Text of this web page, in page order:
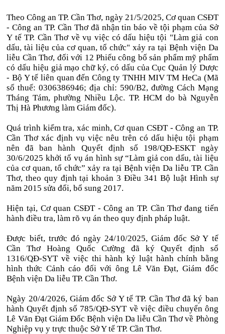
Theo Công an TP. Cần Thơ, ngày 21/5/2025, Cơ quan CSĐT
- Công an TP. Cần Thơ đã nhận tin báo về tội phạm của Sở
Y tế TP. Cần Thơ về vụ việc có dấu hiệu tội "Làm giả con
dấu, tài liệu của cơ quan, tổ chức" xảy ra tại Bệnh viện Da
liễu Cần Thơ, đối với 12 Phiếu công bố sản phẩm mỹ phẩm
có dấu hiệu giả mạo chữ ký, có dấu của Cục Quản lý Dược
- Bộ Y tế liên quan đến Công ty TNHH MIV TM HeCa (Mã
số thuế: 0306386946; địa chỉ: 590/B2, đường Cách Mạng
Tháng Tám, phường Nhiều Lộc. TP. HCM do bà Nguyễn
Thị Hà Phương làm Giám đốc).
Quá trình kiểm tra, xác minh, Cơ quan CSĐT - Công an TP.
Cần Thơ xác định vụ việc nêu trên có dấu hiệu tội phạm
nên đã ban hành Quyết định số 198/QĐ-ESKT ngày
30/6/2025 khởi tố vụ án hình sự “Làm giả con dấu, tài liệu
của cơ quan, tổ chức” xảy ra tại Bệnh viện Da liễu TP. Cần
Thơ, theo quy định tại khoản 3 Điều 341 Bộ luật Hình sự
năm 2015 sửa đổi, bổ sung 2017.
Hiện tại, Cơ quan CSĐT - Công an TP. Cần Thơ đang tiến
hành điều tra, làm rõ vụ án theo quy định pháp luật.
Được biết, trước đó ngày 24/10/2025, Giám đốc Sở Y tế
Cần Thơ Hoàng Quốc Cường đã ký Quyết định số
1316/QĐ-SYT về việc thi hành kỷ luật hành chính bằng
hình thức Cảnh cáo đối với ông Lê Văn Đạt, Giám đốc
Bệnh viện Da liễu TP. Cần Thơ.
Ngày 20/4/2026, Giám đốc Sở Y tế TP. Cần Thơ đã ký ban
hành Quyết định số 785/QĐ-SYT về việc điều chuyển ông
Lê Văn Đạt Giám Đốc Bệnh viện Da liễu Cần Thơ về Phòng
Nghiệp vụ y trực thuộc Sở Y tế TP. Cần Thơ.